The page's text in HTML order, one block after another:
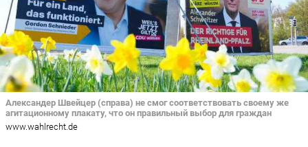
Александер Швейцер (справа) не смог соответствовать своему же
агитационному плакату, что он правильный выбор для граждан
www.wahlrecht.de